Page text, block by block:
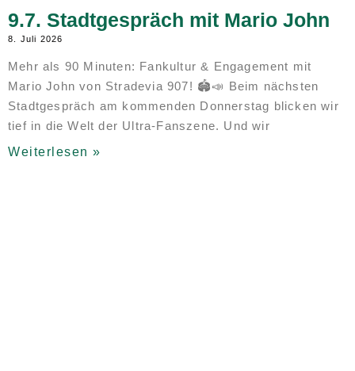
9.7. Stadtgespräch mit Mario John
8. Juli 2026
Mehr als 90 Minuten: Fankultur & Engagement mit
Mario John von Stradevia 907! 🏟️📣 Beim nächsten
Stadtgespräch am kommenden Donnerstag blicken wir
tief in die Welt der Ultra-Fanszene. Und wir
Weiterlesen »